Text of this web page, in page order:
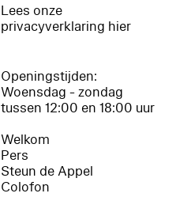
Lees onze
privacyverklaring hier
Openingstijden:
Woensdag - zondag
tussen 12:00 en 18:00 uur
Welkom
Pers
Steun de Appel
Colofon